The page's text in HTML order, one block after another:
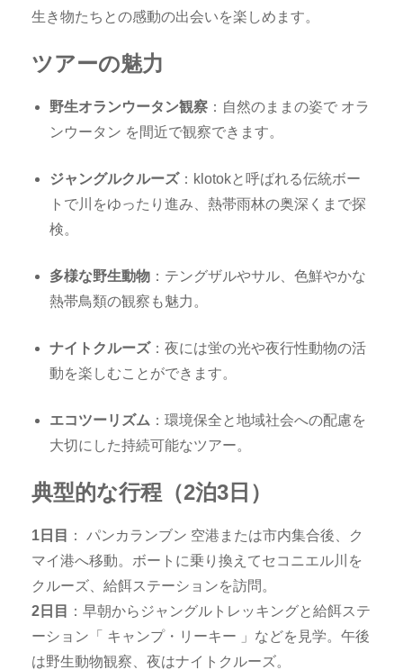
生き物たちとの感動の出会いを楽しめます。
ツアーの魅力
野生オランウータン観察 ：自然のままの姿で オラ
ンウータン を間近で観察できます。
ジャングルクルーズ：klotokと呼ばれる伝統ボー
トで川をゆったり進み、熱帯雨林の奥深くまで探
検。
多様な野生動物 ：テングザルやサル、色鮮やかな
熱帯鳥類の観察も魅力。
ナイトクルーズ：夜には蛍の光や夜行性動物の活
動を楽しむことができます。
エコツーリズム ：環境保全と地域社会への配慮を
大切にした持続可能なツアー。
典型的な行程（2泊3日）
1日目
： パンカランブン 空港または市内集合後、ク
マイ港へ移動。ボートに乗り換えてセコニエル川を
クルーズ、給餌ステーションを訪問。
2日目
：早朝からジャングルトレッキングと給餌ステ
ーション「 キャンプ・リーキー 」などを見学。午後
は野生動物観察、夜はナイトクルーズ。